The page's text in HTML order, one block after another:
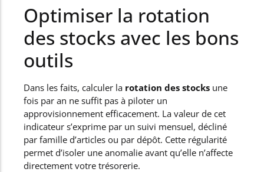
Optimiser la rotation
des stocks avec les bons
outils
Dans les faits, calculer la rotation des stocks une
fois par an ne suffit pas à piloter un
approvisionnement efficacement. La valeur de cet
indicateur s’exprime par un suivi mensuel, décliné
par famille d’articles ou par dépôt. Cette régularité
permet d’isoler une anomalie avant qu’elle n’affecte
directement votre trésorerie.